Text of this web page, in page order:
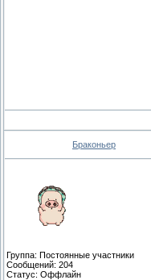
Браконьер
Группа: Постоянные участники
Сообщений: 204
Статус: Оффлайн